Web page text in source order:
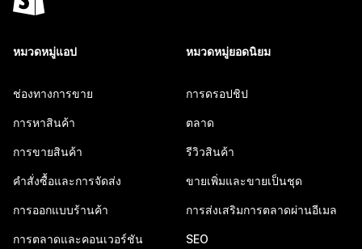
หมวดหมู่แอป
ช่องทางการขาย
การหาสินค้า
การขายสินค้า
คำสั่งซื้อและการจัดส่ง
การออกแบบร้านค้า
การตลาดและคอนเวอร์ชัน
หมวดหมู่ยอดนิยม
การดรอปชิป
ตลาด
รีวิวสินค้า
ขายเพิ่มและขายเป็นชุด
การส่งเสริมการตลาดผ่านอีเมล
SEO